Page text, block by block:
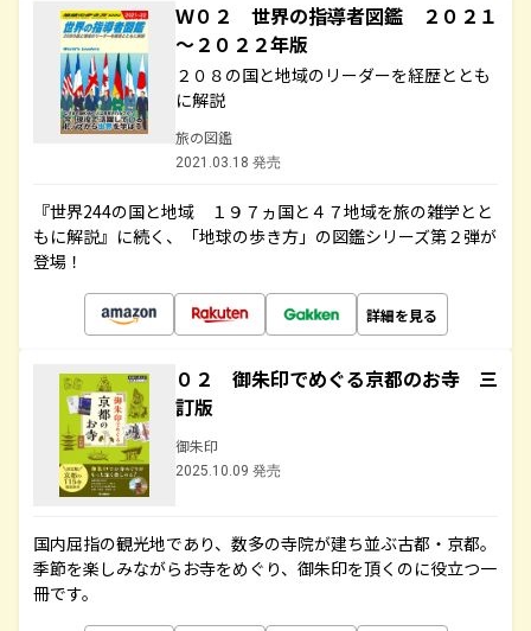
Ｗ０２ 世界の指導者図鑑 ２０２１
～２０２２年版
２０８の国と地域のリーダーを経歴ととも
に解説
旅の図鑑
2021.03.18 発売
『世界244の国と地域 １９７ヵ国と４７地域を旅の雑学とと
もに解説』に続く、「地球の歩き方」の図鑑シリーズ第２弾が
登場！
詳細を見る
０２ 御朱印でめぐる京都のお寺 三
訂版
御朱印
2025.10.09 発売
国内屈指の観光地であり、数多の寺院が建ち並ぶ古都・京都。
季節を楽しみながらお寺をめぐり、御朱印を頂くのに役立つ一
冊です。